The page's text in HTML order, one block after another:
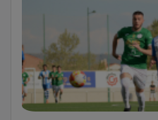
Un rayo impacta en
Aragoncillo y provoca